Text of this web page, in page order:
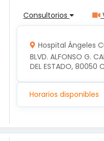
Consultorios
Hospital Ángeles
BLVD. ALFONSO G.
DEL ESTADO, 80050
Horarios disponibles